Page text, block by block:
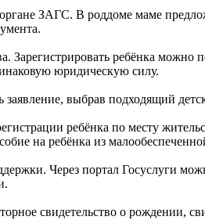
ЗАГС. В роддоме маме
Зарегистрировать ребёнка
юридическую силу.
заявление, выбрав подходящий
ребёнка по месту
на ребёнка из
Через портал Госуслуги
свидетельство о рождении,